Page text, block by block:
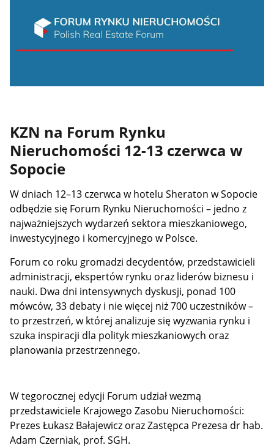
KZN na Forum Rynku
Nieruchomości 12-13 czerwca w
Sopocie
W dniach 12–13 czerwca w hotelu Sheraton w Sopocie
odbędzie się Forum Rynku Nieruchomości – jedno z
najważniejszych wydarzeń sektora mieszkaniowego,
inwestycyjnego i komercyjnego w Polsce.
Forum co roku gromadzi decydentów, przedstawicieli
administracji, ekspertów rynku oraz liderów biznesu i
nauki. Dwa dni intensywnych dyskusji, ponad 100
mówców, 33 debaty i nie więcej niż 700 uczestników –
to przestrzeń, w której analizuje się wyzwania rynku i
szuka inspiracji dla polityk mieszkaniowych oraz
planowania przestrzennego.
W tegorocznej edycji Forum udział wezmą
przedstawiciele Krajowego Zasobu Nieruchomości:
Prezes Łukasz Bałajewicz oraz Zastępca Prezesa dr hab.
Adam Czerniak, prof. SGH.